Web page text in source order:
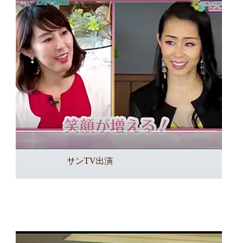
​サンTV出演